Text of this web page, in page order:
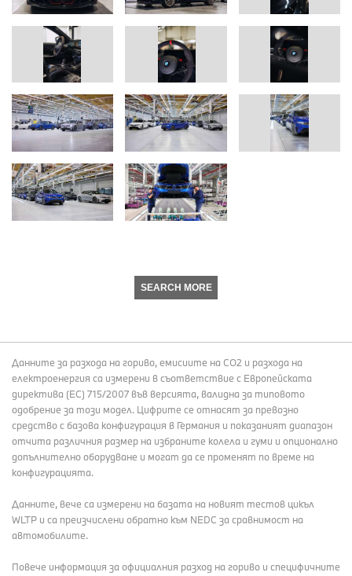
SEARCH MORE
Данните за разхода на гориво, емисиите на СО2 и разхода на
електроенергия са измерени в съответствие с Европейската
директива (EC) 715/2007 във версията, валидна за типовото
одобрение за този модел. Цифрите се отнасят за превозно
средство с базова конфигурация в Германия и показаният диапазон
отчита различния размер на избраните колела и гуми и опционално
допълнително оборудване и могат да се променят по време на
конфигурацията.
Данните, вече са измерени на базата на новият тестов цикъл
WLTP и са преизчислени обратно към NEDC за сравнимост на
автомобилите.
Повече информация за официалния разход на гориво и специфичните